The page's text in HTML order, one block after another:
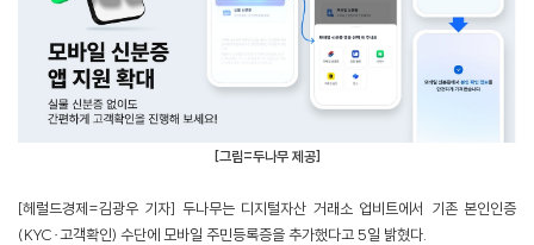
[그림=두나무 제공]
[헤럴드경제=김광우 기자] 두나무는 디지털자산 거래소 업비트에서 기존 본인인증
(KYC·고객확인) 수단에 모바일 주민등록증을 추가했다고 5일 밝혔다.